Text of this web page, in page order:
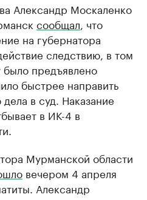
Александр Москаленко
сообщал, что
на губернатора
следствию, в том
было предъявлено
быстрее направить
в суд. Наказание
в ИК-4 в
Мурманской области
вечером 4 апреля
Александр